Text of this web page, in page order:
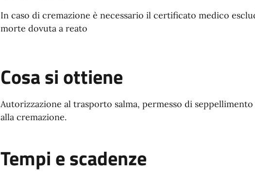
In caso di cremazione è necessario il certificato medico
morte dovuta a reato
Cosa si ottiene
Autorizzazione al trasporto salma, permesso di
alla cremazione.
Tempi e scadenze